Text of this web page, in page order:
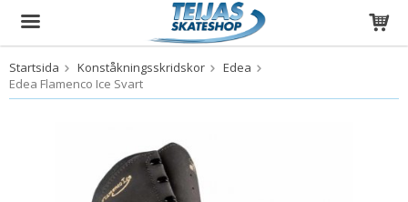
Produkten har blivit tillagd i varukorgen
Startsida Konståkningsskridskor
Edea
Edea Flamenco Ice Svart